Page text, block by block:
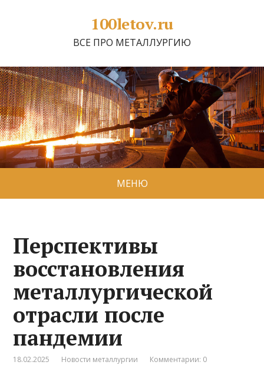
100letov.ru
ВСЕ ПРО МЕТАЛЛУРГИЮ
МЕНЮ
Перспективы
восстановления
металлургической
отрасли после
пандемии
18.02.2025 Новости металлургии Комментарии: 0